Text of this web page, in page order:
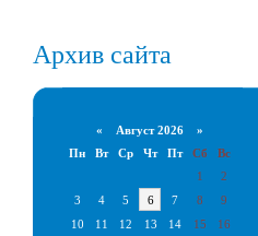
Архив сайта
« Август 2026 »
Пн
Вт Ср Чт Пт Сб
Вс
1
2
3
4 5 6 7 8
9
10
11 12 13 14 15
16